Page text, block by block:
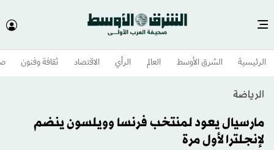
الرئيسية الشرق الأوسط​ العالم الرأي الاقتصاد ثقافة وفنون
الرياضة
مارسيال يعود لمنتخب فرنسا وويلسون ينضم
لإنجلترا لأول مرة